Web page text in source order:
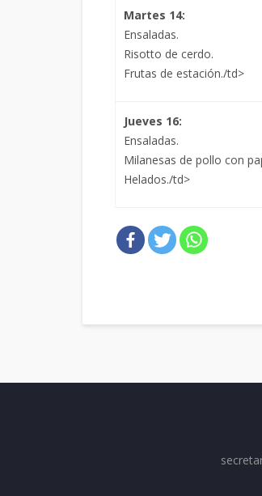
Martes 14:
Ensaladas.
Risotto de cerdo.
Frutas de estación./td>
Jueves 16:
Ensaladas.
Milanesas de pollo con
Helados./td>